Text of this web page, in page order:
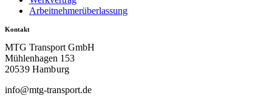
Arbeitnehmerüberlassung
Kontakt
MTG Transport GmbH
Mühlenhagen 153
20539 Hamburg
info@mtg-transport.de